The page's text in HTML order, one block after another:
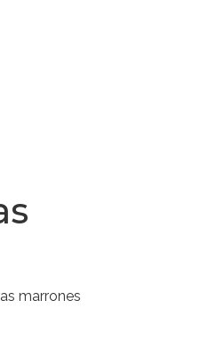
marrones